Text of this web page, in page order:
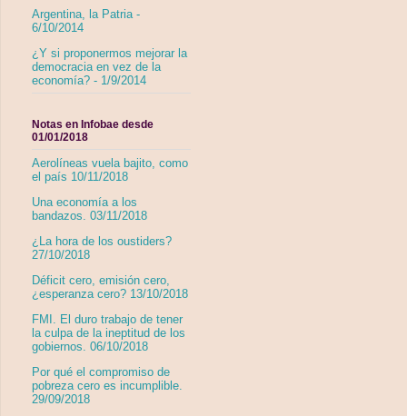
Argentina, la Patria -
6/10/2014
¿Y si proponermos mejorar la
democracia en vez de la
economía? - 1/9/2014
Notas en Infobae desde
01/01/2018
Aerolíneas vuela bajito, como
el país 10/11/2018
Una economía a los
bandazos. 03/11/2018
¿La hora de los oustiders?
27/10/2018
Déficit cero, emisión cero,
¿esperanza cero? 13/10/2018
FMI. El duro trabajo de tener
la culpa de la ineptitud de los
gobiernos. 06/10/2018
Por qué el compromiso de
pobreza cero es incumplible.
29/09/2018